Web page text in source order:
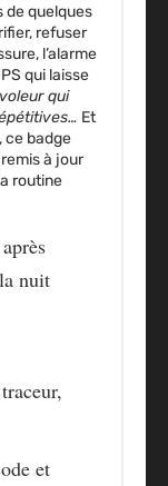
de quelques
refuser
l’alarme
qui laisse
qui
Et
ce badge
à jour
routine
nuit
et